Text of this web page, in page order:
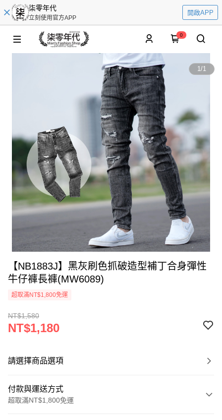
柒零年代
立刻使用官方APP
開啟APP
0
1/1
【NB1883J】黑灰刷色抓破造型補丁合身彈性
牛仔褲長褲(MW6089)
超取滿NT$1,800免運
NT$1,580
NT$1,180
請選擇商品選項
付款與運送方式
超取滿NT$1,800免運